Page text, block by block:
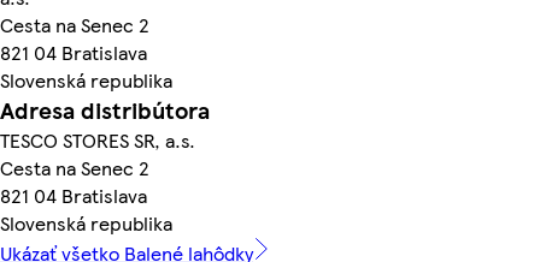
Cesta na Senec 2
821 04 Bratislava
Slovenská republika
Adresa distribútora
TESCO STORES SR, a.s.
Cesta na Senec 2
821 04 Bratislava
Slovenská republika
Ukázať všetko Balené lahôdky